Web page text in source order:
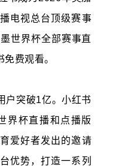
电视总台顶级赛事
世界杯全部赛事直
费观看。
户突破1亿。小红书
界杯直播和点播版
爱好者发出的邀请
优势，打造一系列